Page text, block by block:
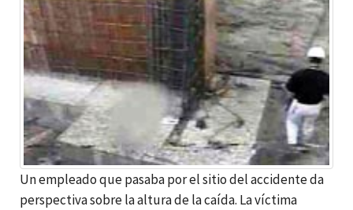
Un empleado que pasaba por el sitio del accidente da
perspectiva sobre la altura de la caída. La víctima